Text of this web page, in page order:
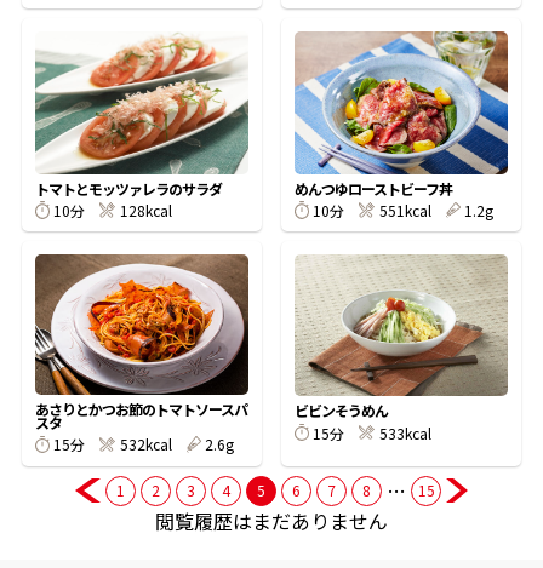
商品情報一覧
おすすめサイト
新鮮一番
氷熟®︎
だしパック
トマトとモッツァレラのサラダ
10分
128kcal
めんつゆローストビーフ丼
10分
551kcal 1.2g
あさりとかつお節のトマトソースパ
スタ
15分
532kcal 2.6g
ビビンそうめん
15分
533kcal
1 2 3 4 5 6 7 8 … 15
閲覧履歴はまだありません